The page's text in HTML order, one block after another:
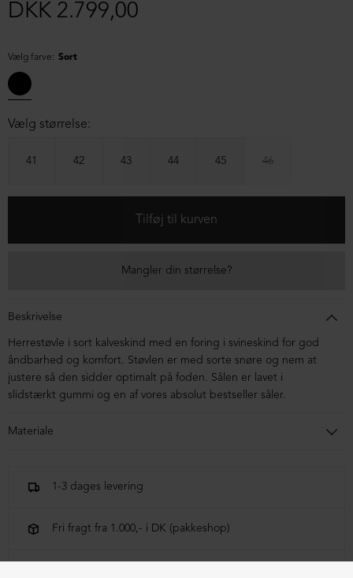
DKK 2.799,00
Vælg farve: Sort
Vælg størrelse:
41 42 43 44 45 46
Mangler din størrelse?
Beskrivelse
Herrestøvle i sort kalveskind med en foring i svineskind for god
åndbarhed og komfort. Støvlen er med sorte snøre og nem at
justere så den sidder optimalt på foden. Sålen er lavet i
slidstærkt gummi og en af vores absolut bestseller såler.
Materiale
1-3 dages levering
Fri fragt fra 1.000,- i DK (pakkeshop)